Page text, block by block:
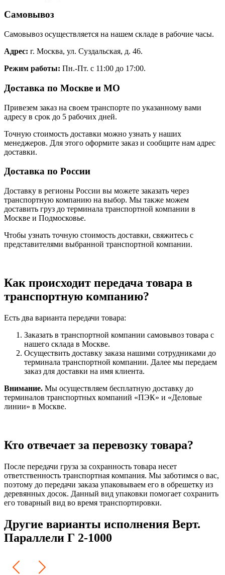
Самовывоз
Самовывоз осуществляется на нашем складе в рабочие часы.
Адрес: г. Москва, ул. Суздальская, д. 46.
Режим работы: Пн.-Пт. с 11:00 до 17:00.
Доставка по Москве и МО
Привезем заказ на своем транспорте по указанному вами
адресу в срок до 5 рабочих дней.
Точную стоимость доставки можно узнать у наших
менеджеров. Для этого оформите заказ и сообщите нам адрес
доставки.
Доставка по России
Доставку в регионы России вы можете заказать через
транспортную компанию на выбор. Мы также можем
доставить груз до терминала транспортной компании в
Москве и Подмосковье.
Чтобы узнать точную стоимость доставки, свяжитесь с
представителями выбранной транспортной компании.
Как происходит передача товара в
транспортную компанию?
Есть два варианта передачи товара:
Заказать в транспортной компании самовывоз товара с
нашего склада в Москве.
Осуществить доставку заказа нашими сотрудниками до
терминала транспортной компании. Далее мы передаем
заказ для доставки на имя клиента.
Внимание. Мы осуществляем бесплатную доставку до
терминалов транспортных компаний «ПЭК» и «Деловые
линии» в Москве.
Кто отвечает за перевозку товара?
После передачи груза за сохранность товара несет
ответственность транспортная компания. Мы заботимся о вас,
поэтому до передачи заказа упаковываем его в обрешетку из
деревянных досок. Данный вид упаковки помогает сохранить
его товарный вид во время транспортировки.
Другие варианты исполнения Верт.
Параллели Г 2-1000